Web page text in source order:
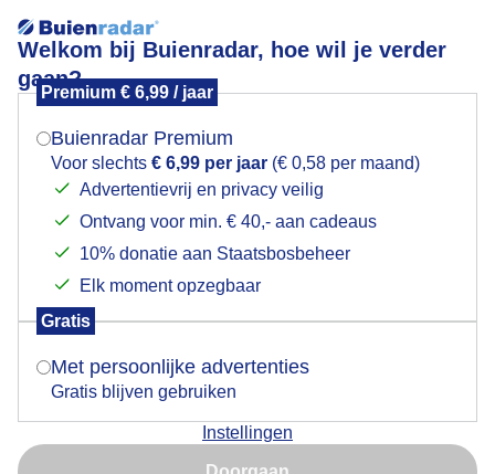
Welkom bij Buienradar, hoe wil je verder
gaan?
Premium € 6,99 / jaar
Buienradar Premium
Voor slechts € 6,99 per jaar (€ 0,58 per maand)
Advertentievrij en privacy veilig
Ontvang voor min. € 40,- aan cadeaus
10% donatie aan Staatsbosbeheer
Elk moment opzegbaar
Gratis
Met persoonlijke advertenties
Gratis blijven gebruiken
Instellingen
De ochtendstond heeft goud in de mond
Zeker voor een hardlooprondje
Door: Marianne Steenbergen Gemaakt: 11-06-2026, 35x bekeken
Mogen we je locatie gebruiken voor het
Indien je hier nog geen akkoord op hebt gegeven,
verschijnt er zo een pop-up uit je browser waarin
Is goed, toon de popup
Nu niet, misschien later